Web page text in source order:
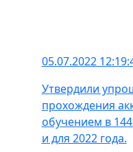
05.07.2022
Утвердили
прохождения
обучением в
и для 2022 года.